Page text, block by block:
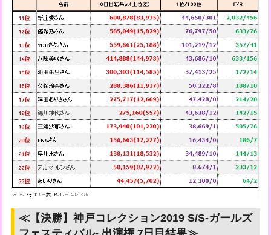
≪【決勝】神戸コレクション2019 S/S-ガールズ